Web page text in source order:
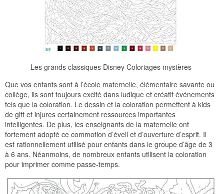
Les grands classiques Disney Coloriages mystères
Que vos enfants sont à l’école maternelle, élémentaire savante ou
collège, ils sont toujours excité dans ludique et créatif événements
tels que la coloration. Le dessin et la coloration permettent à kids
de gift et injures certainement ressources importantes
intelligentes. De plus, les enseignants de la maternelle ont
fortement adopté ce commotion d’éveil et d’ouverture d’esprit. Il
est rationnellement utilisé pour enfants dans le groupe d’âge de 3
à 6 ans. Néanmoins, de nombreux enfants utilisent la coloration
pour imprimer comme passe-temps.